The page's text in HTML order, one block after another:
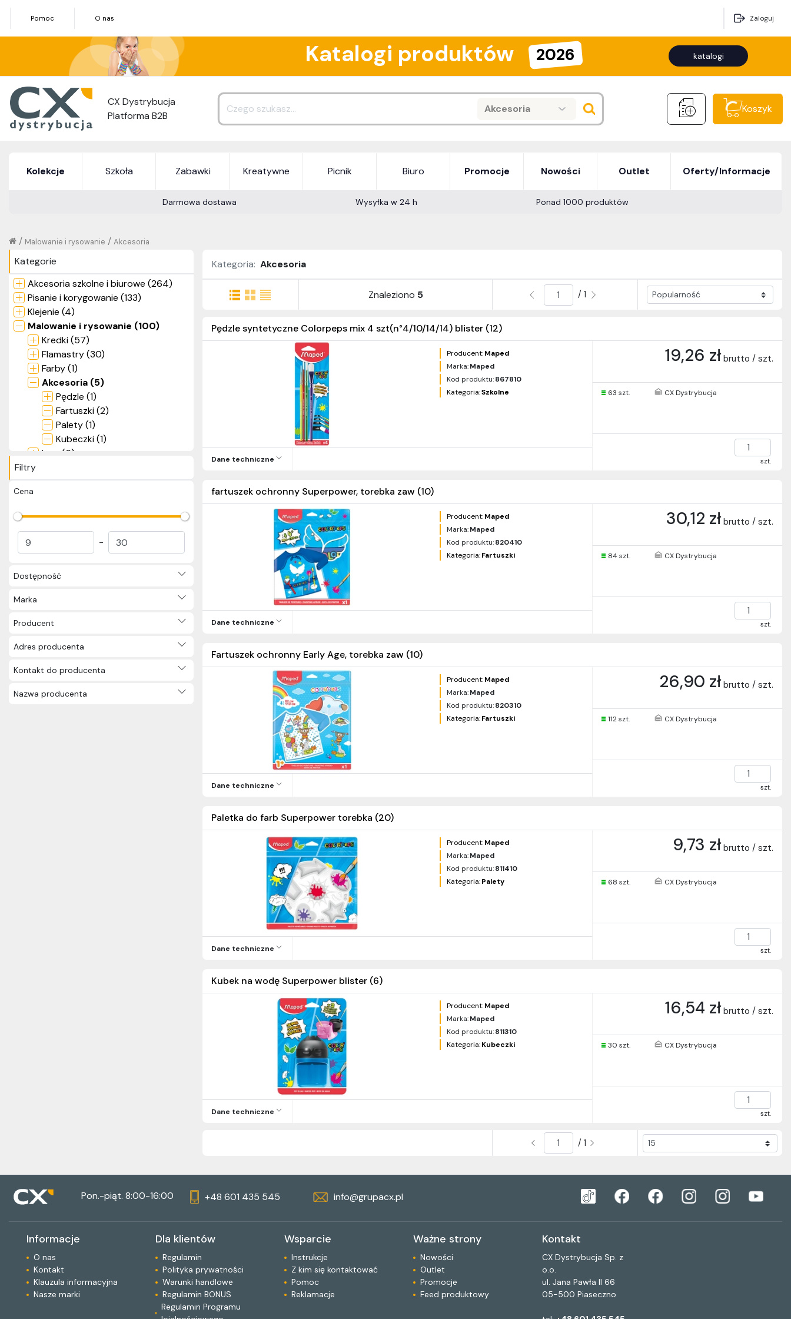
Pomoc O nas Zaloguj
Katalogi produktów 2026 katalogi
CX Dystrybucja
Platforma B2B
Akcesoria
Search Koszyk
Kolekcje Szkoła Zabawki Kreatywne Picnik Biuro Promocje Nowości Outlet Oferty/Informacje
Darmowa dostawa Wysyłka w 24 h Ponad 1000 produktów
Akcesoria
/
Malowanie i rysowanie
/
Kategorie
Akcesoria szkolne i biurowe (264)
Pisanie i korygowanie (133)
Klejenie (4)
Malowanie i rysowanie (100)
Kredki (57)
Flamastry (30)
Farby (1)
Akcesoria (5)
Pędzle (1)
Fartuszki (2)
Palety (1)
Kubeczki (1)
Inne (6)
Wycinanie i cięcie (75)
Zszywanie i dziurkowanie (57)
Picnik (77)
Kolekcje (326)
Filtry
Cena
-
Dostępność
Marka
Producent
Adres producenta
Kontakt do producenta
Nazwa producenta
Kategoria: Akcesoria
Znaleziono 5 / 1
Pędzle syntetyczne Colorpeps mix 4 szt(n°4/10/14/14) blister (12)
Producent:Maped
Marka:Maped
Kod produktu:867810
Kategoria:Szkolne
Dane techniczne
19,26 zł brutto / szt.
63 szt. CX Dystrybucja
szt.
fartuszek ochronny Superpower, torebka zaw (10)
Producent:Maped
Marka:Maped
Kod produktu:820410
Kategoria:Fartuszki
Dane techniczne
30,12 zł brutto / szt.
84 szt. CX Dystrybucja
szt.
Fartuszek ochronny Early Age, torebka zaw (10)
Producent:Maped
Marka:Maped
Kod produktu:820310
Kategoria:Fartuszki
Dane techniczne
26,90 zł brutto / szt.
112 szt. CX Dystrybucja
szt.
Paletka do farb Superpower torebka (20)
Producent:Maped
Marka:Maped
Kod produktu:811410
Kategoria:Palety
Dane techniczne
9,73 zł brutto / szt.
68 szt. CX Dystrybucja
szt.
Kubek na wodę Superpower blister (6)
Producent:Maped
Marka:Maped
Kod produktu:811310
Kategoria:Kubeczki
Dane techniczne
16,54 zł brutto / szt.
30 szt. CX Dystrybucja
szt.
/ 1
Pon.-piąt. 8:00-16:00 +48 601 435 545 info@grupacx.pl
Informacje
O nas
Kontakt
Klauzula informacyjna
Nasze marki
Dla klientów
Regulamin
Polityka prywatności
Warunki handlowe
Regulamin BONUS
Regulamin Programu
Wsparcie
Instrukcje
Z kim się kontaktować
Pomoc
Reklamacje
Ważne strony
Nowości
Outlet
Promocje
Feed produktowy
Kontakt
CX Dystrybucja Sp. z
o.o.
ul. Jana Pawła II 66
05-500 Piaseczno